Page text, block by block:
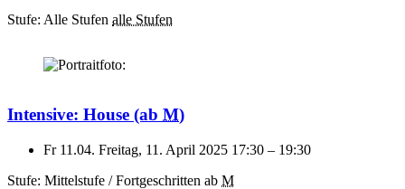
Stufe: Alle Stufen alle Stufen
Intensive: House (ab M)
Fr 11.04. Freitag, 11. April 2025 17:30 – 19:30
Stufe: Mittelstufe / Fortgeschritten ab M